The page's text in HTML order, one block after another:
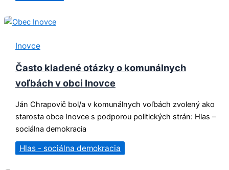
Inovce
Často kladené otázky o komunálnych
voľbách v obci Inovce
Ján Chrapovič bol/a v komunálnych voľbách zvolený ako
starosta obce Inovce s podporou politických strán: Hlas –
sociálna demokracia
Hlas - sociálna demokracia